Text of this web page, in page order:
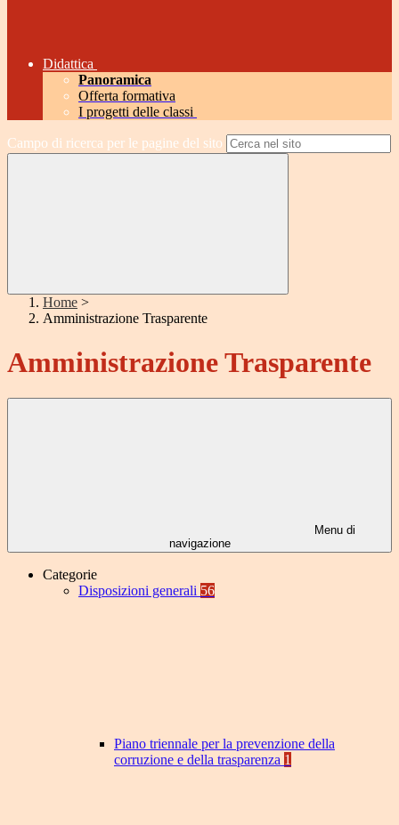
Didattica
Panoramica
Offerta formativa
I progetti delle classi
Campo di ricerca per le pagine del sito
Home >
Amministrazione Trasparente
Amministrazione Trasparente
Menu di
navigazione
Categorie
Disposizioni generali 56
Piano triennale per la prevenzione della
corruzione e della trasparenza 1